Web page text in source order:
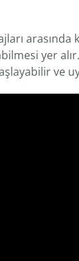
yer
ve